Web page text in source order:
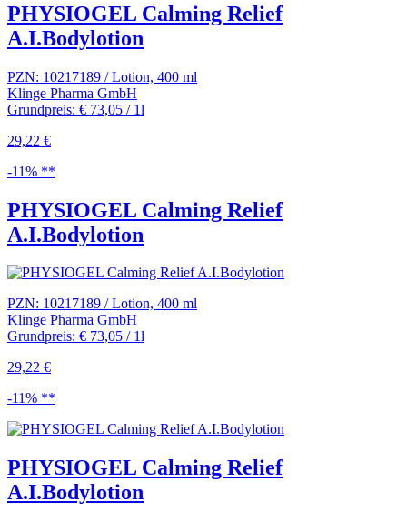
PHYSIOGEL Calming Relief
A.I.Bodylotion
PZN: 10217189 / Lotion, 400 ml
Klinge Pharma GmbH
Grundpreis: € 73,05 / 1l
29,22 €
-11% **
PHYSIOGEL Calming Relief
A.I.Bodylotion
PZN: 10217189 / Lotion, 400 ml
Klinge Pharma GmbH
Grundpreis: € 73,05 / 1l
29,22 €
-11% **
PHYSIOGEL Calming Relief
A.I.Bodylotion